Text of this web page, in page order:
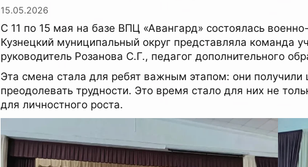
15.05.2026
С 11 по 15 мая на базе ВПЦ «Авангард» состоялась
Кузнецкий муниципальный округ представляла команда
руководитель Розанова С.Г., педагог дополнительного
Эта смена стала для ребят важным этапом: они получили
преодолевать трудности. Это время стало для них не
для личностного роста.